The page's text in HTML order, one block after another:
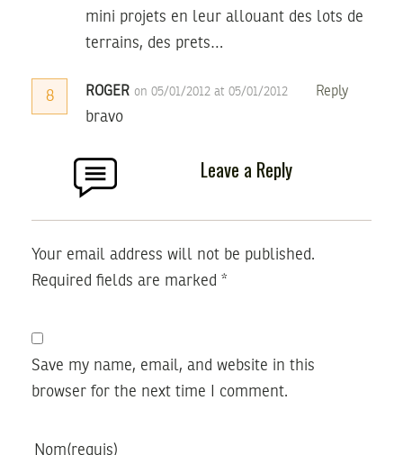
mini projets en leur allouant des lots de
terrains, des prets…
8 ROGER on 05/01/2012 at 05/01/2012 Reply
bravo
Leave a Reply
Your email address will not be published.
Required fields are marked *
Save my name, email, and website in this
browser for the next time I comment.
Nom(requis)